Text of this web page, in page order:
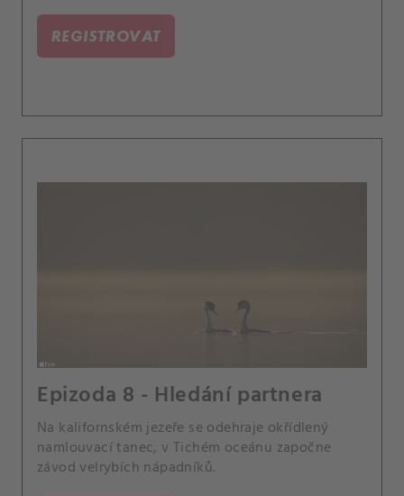
REGISTROVAT
Epizoda 8 - Hledání partnera
Na kalifornském jezeře se odehraje okřídlený
namlouvací tanec, v Tichém oceánu započne
závod velrybích nápadníků.